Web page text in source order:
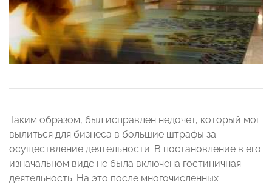
Таким образом, был исправлен недочет, который мог
вылиться для бизнеса в большие штрафы за
осуществление деятельности. В постановление в его
изначальном виде не была включена гостиничная
деятельность. На это после многочисленных